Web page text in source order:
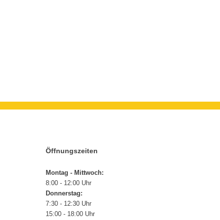
Öffnungszeiten
Montag - Mittwoch:
8:00 - 12:00 Uhr
Donnerstag:
7:30 - 12:30 Uhr
15:00 - 18:00 Uhr